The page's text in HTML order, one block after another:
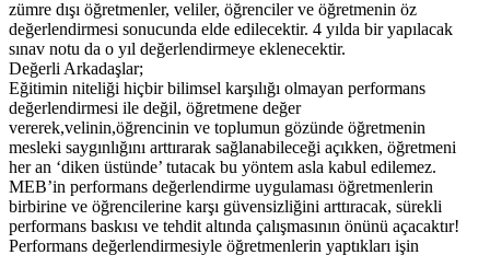
zümre dışı öğretmenler, veliler, öğrenciler ve öğretmenin öz
değerlendirmesi sonucunda elde edilecektir. 4 yılda bir yapılacak
sınav notu da o yıl değerlendirmeye eklenecektir.
Değerli Arkadaşlar;
Eğitimin niteliği hiçbir bilimsel karşılığı olmayan performans
değerlendirmesi ile değil, öğretmene değer
vererek,velinin,öğrencinin ve toplumun gözünde öğretmenin
mesleki saygınlığını arttırarak sağlanabileceği açıkken, öğretmeni
her an ‘diken üstünde’ tutacak bu yöntem asla kabul edilemez.
MEB’in performans değerlendirme uygulaması öğretmenlerin
birbirine ve öğrencilerine karşı güvensizliğini arttıracak, sürekli
performans baskısı ve tehdit altında çalışmasının önünü açacaktır!
Performans değerlendirmesiyle öğretmenlerin yaptıkları işin